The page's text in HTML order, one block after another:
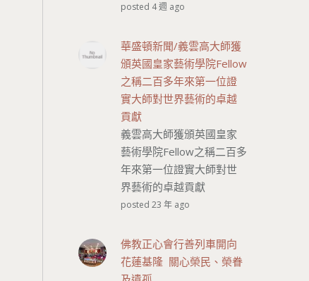
posted 4 週 ago
華盛頓新聞/義雲高大師獲
頒英國皇家藝術學院Fellow
之稱二百多年來第一位證
實大師對世界藝術的卓越
貢獻
義雲高大師獲頒英國皇家
藝術學院Fellow之稱二百多
年來第一位證實大師對世
界藝術的卓越貢獻
posted 23 年 ago
佛教正心會行善列車開向
花蓮基隆 關心榮民、榮眷